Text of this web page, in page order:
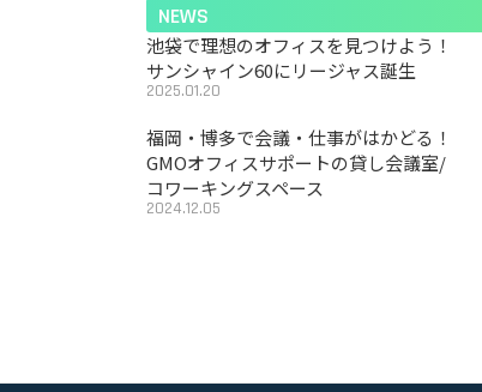
NEWS
池袋で理想のオフィスを見つけよう！
サンシャイン60にリージャス誕生
2025.01.20
福岡・博多で会議・仕事がはかどる！
GMOオフィスサポートの貸し会議室/
コワーキングスペース
2024.12.05